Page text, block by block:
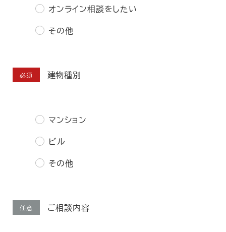
オンライン相談をしたい
その他
必須 建物種別
マンション
ビル
その他
任意 ご相談内容